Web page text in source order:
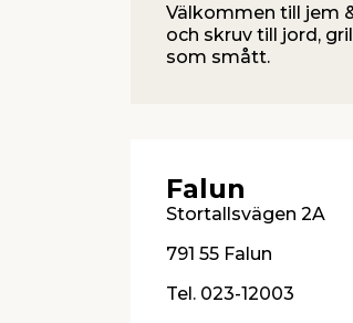
Välkommen till jem
och skruv till jord,
som smått.
Falun
Stortallsvägen 2A
791 55 Falun
Tel. 023-12003